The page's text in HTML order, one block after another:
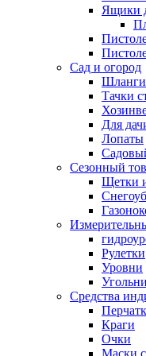
Ящики
Сад и огород
Шланги
Тачки
Для
Лопаты
Сезонный
Щетки
Рулетки
Уровни
Средства
Краги
Очки
Маски